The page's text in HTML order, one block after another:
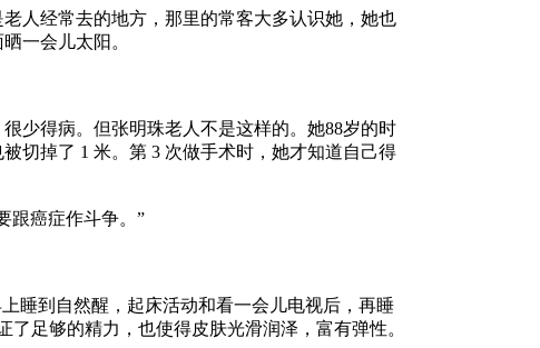
经常去的地方，那里的常客大多认识她，她也
一会儿太阳。
得病。但张明珠老人不是这样的。她88岁的时
切掉了 1 米。第 3 次做手术时，她才知道自己得
癌症作斗争。”
到自然醒，起床活动和看一会儿电视后，再睡
足够的精力，也使得皮肤光滑润泽，富有弹性。